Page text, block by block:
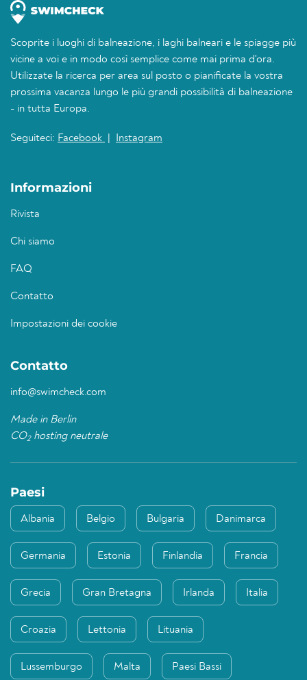
Scoprite i luoghi di balneazione, i laghi balneari e le spiagge più
vicine a voi e in modo così semplice come mai prima d'ora.
Utilizzate la ricerca per area sul posto o pianificate la vostra
prossima vacanza lungo le più grandi possibilità di balneazione
- in tutta Europa.
Seguiteci: Facebook Instagram
Informazioni
Rivista
Chi siamo
FAQ
Contatto
Impostazioni dei cookie
Contatto
info@swimcheck.com
Made in Berlin
CO2hosting neutrale
Paesi
Albania Belgio Bulgaria Danimarca
Germania Estonia Finlandia Francia
Grecia Gran Bretagna Irlanda Italia
Croazia Lettonia Lituania
Lussemburgo Malta Paesi Bassi